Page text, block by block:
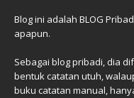
Blog ini adalah BLOG
apapun.
Sebagai blog pribadi, dia
bentuk catatan utuh,
buku catatan manual,